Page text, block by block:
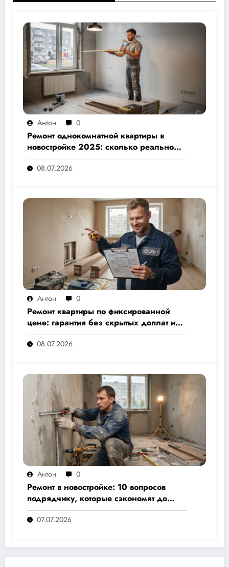
Антон 0
Ремонт однокомнатной квартиры в
новостройке 2025: сколько реально
стоит и как не переплатить — полный
расчёт от 500 000 рублей
08.07.2026
Антон 0
Ремонт квартиры по фиксированной
цене: гарантия без скрытых доплат и
переплат
08.07.2026
Антон 0
Ремонт в новостройке: 10 вопросов
подрядчику, которые сэкономят до
30% бюджета и избавят от головной
боли07.07.2026